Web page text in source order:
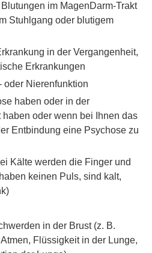
im MagenDarm-Trakt
Stuhlgang oder blutigem
in der Vergangenheit,
Erkrankungen
oder Nierenfunktion
haben oder in der
oder wenn bei Ihnen das
Entbindung eine Psychose zu
Kälte werden die Finger und
keinen Puls, sind kalt,
in der Brust (z. B.
Flüssigkeit in der Lunge,